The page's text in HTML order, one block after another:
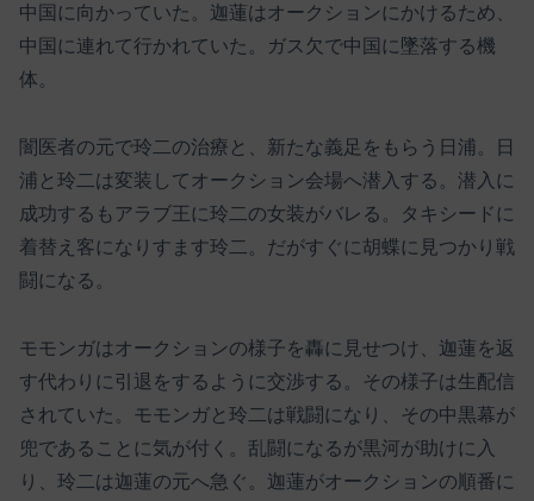
中国に向かっていた。迦蓮はオークションにかけるため、
中国に連れて行かれていた。ガス欠で中国に墜落する機
体。
闇医者の元で玲二の治療と、新たな義足をもらう日浦。日
浦と玲二は変装してオークション会場へ潜入する。潜入に
成功するもアラブ王に玲二の女装がバレる。タキシードに
着替え客になりすます玲二。だがすぐに胡蝶に見つかり戦
闘になる。
モモンガはオークションの様子を轟に見せつけ、迦蓮を返
す代わりに引退をするように交渉する。その様子は生配信
されていた。モモンガと玲二は戦闘になり、その中黒幕が
兜であることに気が付く。乱闘になるが黒河が助けに入
り、玲二は迦蓮の元へ急ぐ。迦蓮がオークションの順番に